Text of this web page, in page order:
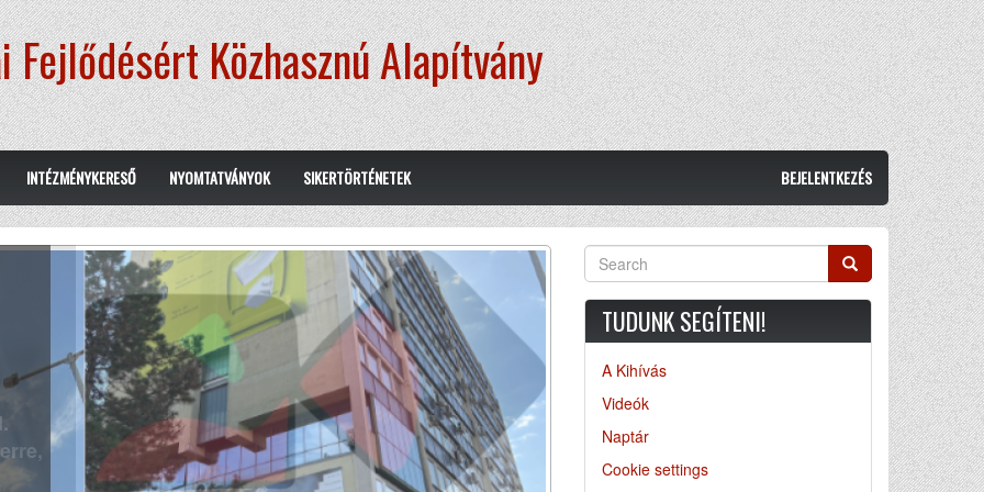
Fejlődésért Közhasznú Alapítvány
INTÉZMÉNYKERESŐ NYOMTATVÁNYOK SIKERTÖRTÉNETEK BEJELENTKEZÉS
Search Search
TUDUNK SEGÍTENI!
A Kihívás
Videók
Naptár
Cookie settings